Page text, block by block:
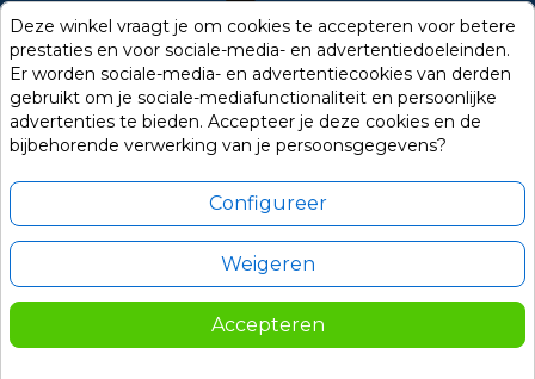
Deze winkel vraagt je om cookies te accepteren voor betere
prestaties en voor sociale-media- en advertentiedoeleinden.
Er worden sociale-media- en advertentiecookies van derden
gebruikt om je sociale-mediafunctionaliteit en persoonlijke
advertenties te bieden. Accepteer je deze cookies en de
bijbehorende verwerking van je persoonsgegevens?
Configureer
Weigeren
Accepteren